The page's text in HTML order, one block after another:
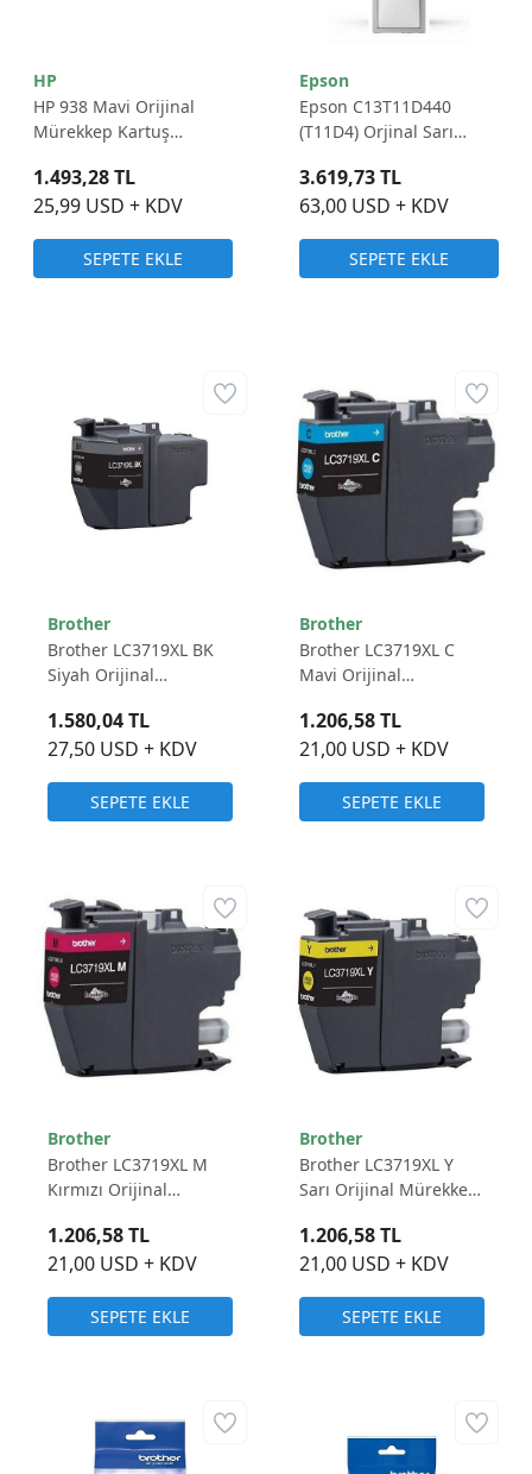
HP
HP 938 Mavi Orijinal
Mürekkep Kartuş
25,99 USD + KDV
1.493,28 TL
SEPETE EKLE
Epson
Epson C13T11D440
(T11D4) Orjinal Sarı
63,00 USD + KDV
3.619,73 TL
SEPETE EKLE
Brother
Brother LC3719XL BK
Siyah Orijinal
3.000 Sayfa
27,50 USD + KDV
1.580,04 TL
SEPETE EKLE
Brother
Brother LC3719XL C
Mavi Orijinal
1.500 Sayfa
21,00 USD + KDV
1.206,58 TL
SEPETE EKLE
Brother
Brother LC3719XL M
Kırmızı Orijinal
1.500 Sayfa
21,00 USD + KDV
1.206,58 TL
SEPETE EKLE
Brother
Brother LC3719XL Y
Sarı Orijinal Mürekkep
21,00 USD + KDV
1.206,58 TL
SEPETE EKLE